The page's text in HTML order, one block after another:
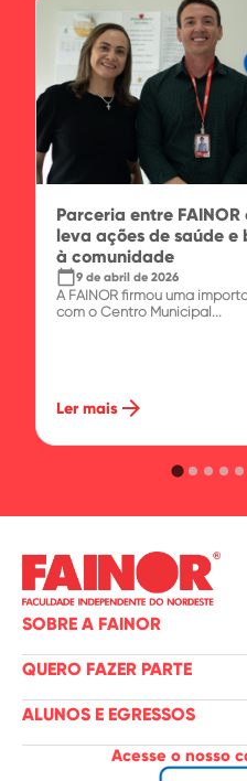
Parceria entre FAINOR
leva ações de saúde e
à comunidade
calendar_today9 de abril de 2026
A FAINOR firmou uma
com o Centro Municipal...
Ler mais arrow_forward
SOBRE A FAINOR
QUERO FAZER PARTE
ALUNOS E EGRESSOS
Acesse o nosso